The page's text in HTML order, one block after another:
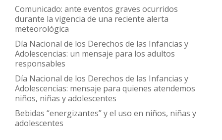
Comunicado: ante eventos graves ocurridos
durante la vigencia de una reciente alerta
meteorológica
Día Nacional de los Derechos de las Infancias y
Adolescencias: un mensaje para los adultos
responsables
Día Nacional de los Derechos de las Infancias y
Adolescencias: mensaje para quienes atendemos
niños, niñas y adolescentes
Bebidas “energizantes” y el uso en niños, niñas y
adolescentes